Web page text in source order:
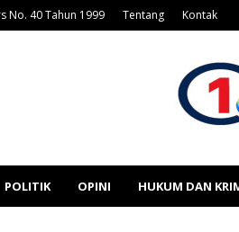
No. 40 Tahun 1999 Tentang Kontak
POLITIK OPINI HUKUM DAN